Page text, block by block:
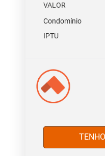
VALOR
Condomínio
IPTU